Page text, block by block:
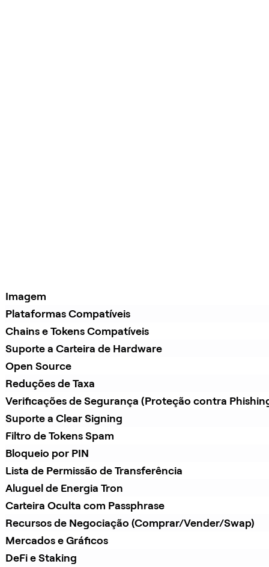
Imagem
Plataformas Compatíveis
Chains e Tokens Compatíveis
Suporte a Carteira de Hardware
Open Source
Reduções de Taxa
Verificações de Segurança (Proteção contra
Suporte a Clear Signing
Filtro de Tokens Spam
Bloqueio por PIN
Lista de Permissão de Transferência
Aluguel de Energia Tron
Carteira Oculta com Passphrase
Recursos de Negociação (Comprar/Vender/Swap)
Mercados e Gráficos
DeFi e Staking